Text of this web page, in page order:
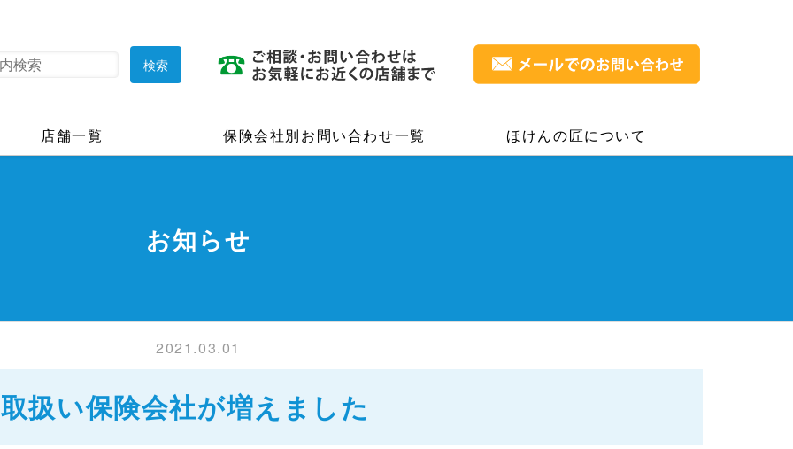
店舗一覧 保険会社別お問い合わせ一覧 ほけんの匠について
お知らせ
2021.03.01
取扱い保険会社が増えました